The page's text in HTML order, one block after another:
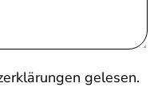
gelesen.